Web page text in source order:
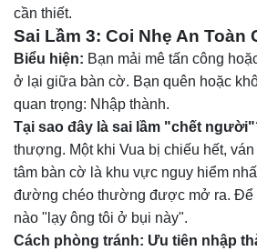
cần thiết.
Sai Lầm 3: Coi Nhẹ An Toàn
Biểu hiện: Bạn mải mê tấn công
ở lại giữa bàn cờ. Bạn quên hoặc
quan trọng: Nhập thành.
Tại sao đây là sai lầm "chết
thượng. Một khi Vua bị chiếu hết,
tâm bàn cờ là khu vực nguy hiểm
đường chéo thường được mở ra. Để
nào "lạy ông tôi ở bụi này".
Cách phòng tránh: Ưu tiên nhập